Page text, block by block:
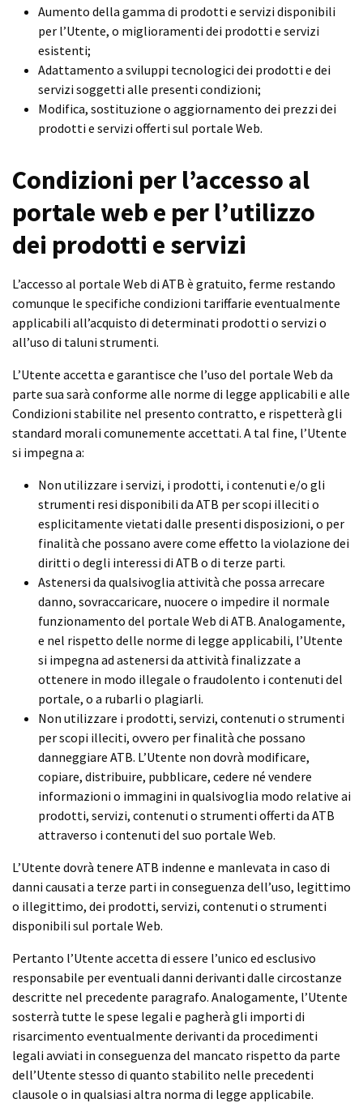
Aumento della gamma di prodotti e servizi disponibili
per l’Utente, o miglioramenti dei prodotti e servizi
esistenti;
Adattamento a sviluppi tecnologici dei prodotti e dei
servizi soggetti alle presenti condizioni;
Modifica, sostituzione o aggiornamento dei prezzi dei
prodotti e servizi offerti sul portale Web.
Condizioni per l’accesso al
portale web e per l’utilizzo
dei prodotti e servizi
L’accesso al portale Web di ATB è gratuito, ferme restando
comunque le specifiche condizioni tariffarie eventualmente
applicabili all’acquisto di determinati prodotti o servizi o
all’uso di taluni strumenti.
L’Utente accetta e garantisce che l’uso del portale Web da
parte sua sarà conforme alle norme di legge applicabili e alle
Condizioni stabilite nel presento contratto, e rispetterà gli
standard morali comunemente accettati. A tal fine, l’Utente
si impegna a:
Non utilizzare i servizi, i prodotti, i contenuti e/o gli
strumenti resi disponibili da ATB per scopi illeciti o
esplicitamente vietati dalle presenti disposizioni, o per
finalità che possano avere come effetto la violazione dei
diritti o degli interessi di ATB o di terze parti.
Astenersi da qualsivoglia attività che possa arrecare
danno, sovraccaricare, nuocere o impedire il normale
funzionamento del portale Web di ATB. Analogamente,
e nel rispetto delle norme di legge applicabili, l’Utente
si impegna ad astenersi da attività finalizzate a
ottenere in modo illegale o fraudolento i contenuti del
portale, o a rubarli o plagiarli.
Non utilizzare i prodotti, servizi, contenuti o strumenti
per scopi illeciti, ovvero per finalità che possano
danneggiare ATB. L’Utente non dovrà modificare,
copiare, distribuire, pubblicare, cedere né vendere
informazioni o immagini in qualsivoglia modo relative ai
prodotti, servizi, contenuti o strumenti offerti da ATB
attraverso i contenuti del suo portale Web.
L’Utente dovrà tenere ATB indenne e manlevata in caso di
danni causati a terze parti in conseguenza dell’uso, legittimo
o illegittimo, dei prodotti, servizi, contenuti o strumenti
disponibili sul portale Web.
Pertanto l’Utente accetta di essere l’unico ed esclusivo
responsabile per eventuali danni derivanti dalle circostanze
descritte nel precedente paragrafo. Analogamente, l’Utente
sosterrà tutte le spese legali e pagherà gli importi di
risarcimento eventualmente derivanti da procedimenti
legali avviati in conseguenza del mancato rispetto da parte
dell’Utente stesso di quanto stabilito nelle precedenti
clausole o in qualsiasi altra norma di legge applicabile.